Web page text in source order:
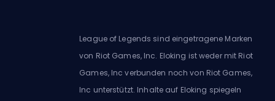
League of Legends sind eingetragene Marken
von Riot Games, Inc. Eloking ist weder mit Riot
Games, Inc verbunden noch von Riot Games,
Inc unterstützt. Inhalte auf Eloking spiegeln